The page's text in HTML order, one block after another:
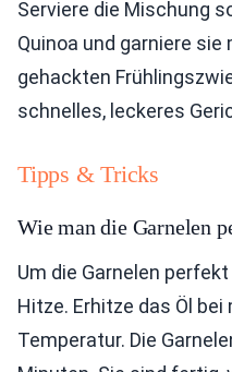
Serviere die Mischung
Quinoa und garniere
gehackten
schnelles, leckeres
Tipps & Tricks
Wie man die Garnelen
Um die Garnelen
Hitze. Erhitze das Öl
Temperatur. Die